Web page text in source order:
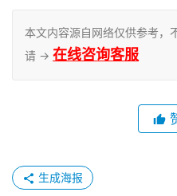
本文内容源自网络仅供参考，
请 → 在线咨询客服
生成海报